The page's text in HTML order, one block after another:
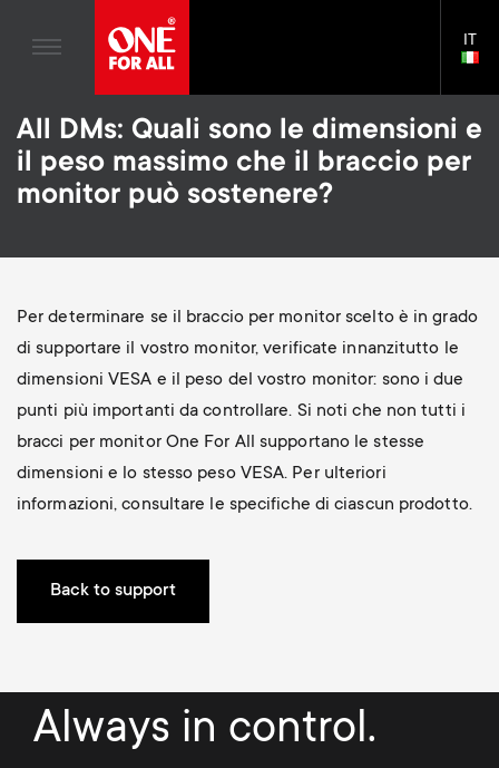
main
content
v
g
a
t
o
n
Supporti per TV
Supporti TV
Bracci per monitor
Bracci Porta Monitor per Gaming
c
o
n
d
a
r
p
Distribuzione di segnale
Accessori per il braccio del monitor
Cavi
Supporti per soundbar
Gestione dei cavi
Animazione domestica
Gaming
Blogs
House Stories
Sostenibilità
A proposito di One For All
Supporto
Telecomandi Universali
Antenne TV
Supporti per TV
Supporti TV
Bracci per monitor
S
e
c
o
n
d
a
r
Supporto generale
Accessori
IT
All DMs: Quali sono le dimensioni e
il peso massimo che il braccio per
monitor può sostenere?
Per determinare se il braccio per monitor scelto è in grado
di supportare il vostro monitor, verificate innanzitutto le
dimensioni VESA e il peso del vostro monitor: sono i due
punti più importanti da controllare. Si noti che non tutti i
bracci per monitor One For All supportano le stesse
dimensioni e lo stesso peso VESA. Per ulteriori
informazioni, consultare le specifiche di ciascun prodotto.
Back to support
Always in control.